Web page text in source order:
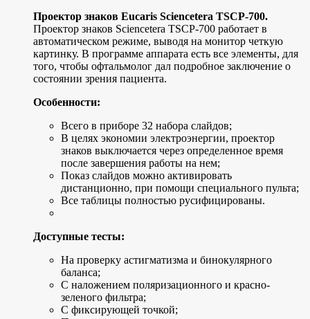
Проектoр знаков Eucаris Sсiеnсеtеrа ТSСР-700.
Проектор знаков Sсiеnсеtеrа ТSСР-700 работает в
автоматическом режиме, выводя на монитор четкую
картинку. В программе аппарата есть все элементы, для
того, чтобы офтальмолог дал подробное заключение о
состоянии зрения пациента.
Особенности:
Всего в приборе 32 набора слайдов;
В целях экономии электроэнергии, проектор
знаков выключается через определенное время
после завершения работы на нем;
Показ слайдов можно активировать
дистанционно, при помощи специального пульта;
Все таблицы полностью русифицированы.
Доступные тесты:
На проверку астигматизма и бинокулярного
баланса;
С наложением поляризационного и красно-
зеленого фильтра;
С фиксирующей точкой;